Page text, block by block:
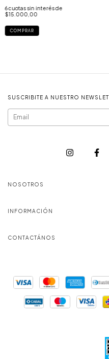
6cuotas sin interés de
$15.000,00
COMPRAR
SUSCRIBITE A NUESTRO
NOSOTROS
INFORMACIÓN
CONTACTÁNOS